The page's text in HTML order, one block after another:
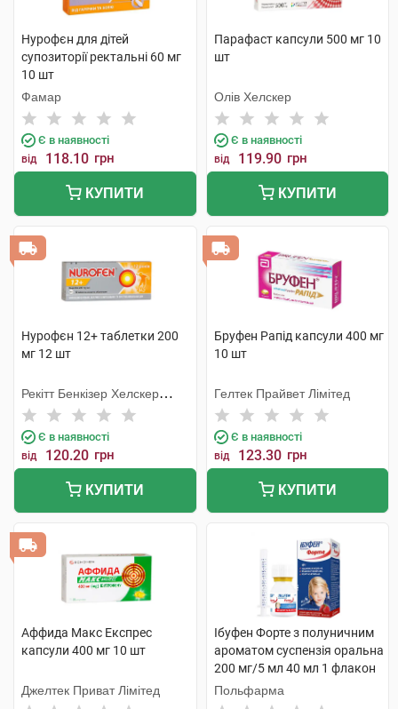
Нурофєн для дітей
супозиторії ректальні 60 мг
10 шт
Фамар
Є в наявності
від 118.10 грн
КУПИТИ
Парафаст капсули 500 мг 10
шт
Олів Хелскер
Є в наявності
від 119.90 грн
КУПИТИ
Нурофєн 12+ таблетки 200
мг 12 шт
Рекітт Бенкізер Хелскер
Інтернешнл
Є в наявності
від 120.20 грн
КУПИТИ
Бруфен Рапід капсули 400 мг
10 шт
Гелтек Прайвет Лімітед
Є в наявності
від 123.30 грн
КУПИТИ
Аффида Макс Експрес
капсули 400 мг 10 шт
Джелтек Приват Лімітед
Ібуфен Форте з полуничним
ароматом суспензія оральна
200 мг/5 мл 40 мл 1 флакон
Польфарма